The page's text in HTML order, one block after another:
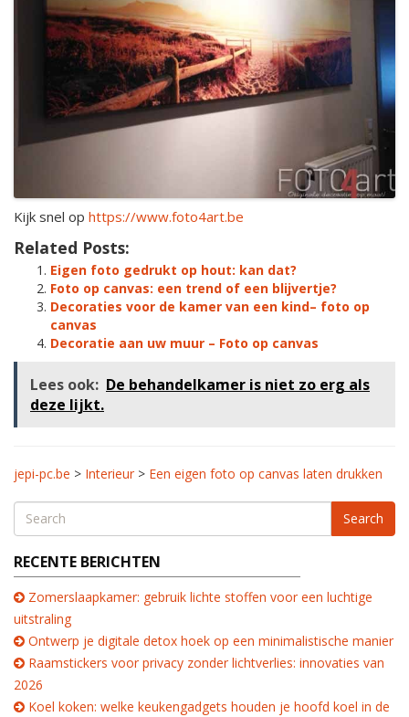
Kijk snel op https://www.foto4art.be
Related Posts:
Eigen foto gedrukt op hout: kan dat?
Foto op canvas: een trend of een blijvertje?
Decoraties voor de kamer van een kind– foto op
canvas
Decoratie aan uw muur – Foto op canvas
Lees ook: De behandelkamer is niet zo erg als
deze lijkt.
jepi-pc.be > Interieur > Een eigen foto op canvas laten drukken
Search
RECENTE BERICHTEN
Zomerslaapkamer: gebruik lichte stoffen voor een luchtige
uitstraling
Ontwerp je digitale detox hoek op een minimalistische manier
Raamstickers voor privacy zonder lichtverlies: innovaties van
2026
Koel koken: welke keukengadgets houden je hoofd koel in de